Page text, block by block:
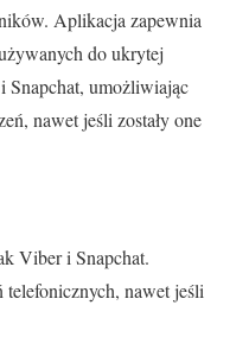
Aplikacja zapewnia
do ukrytej
umożliwiając
nawet jeśli zostały one
Viber i Snapchat.
telefonicznych, nawet jeśli